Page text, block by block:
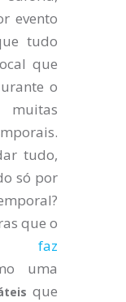
evento
tudo
que
o
tudo,
só por
que o
faz
uma
que